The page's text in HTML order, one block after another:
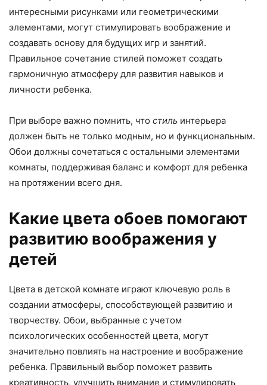
интересными рисунками или геометрическими
элементами, могут стимулировать воображение и
создавать основу для будущих игр и занятий.
Правильное сочетание стилей поможет создать
гармоничную атмосферу для развития навыков и
личности ребенка.
При выборе важно помнить, что стиль интерьера
должен быть не только модным, но и функциональным.
Обои должны сочетаться с остальными элементами
комнаты, поддерживая баланс и комфорт для ребенка
на протяжении всего дня.
Какие цвета обоев помогают
развитию воображения у
детей
Цвета в детской комнате играют ключевую роль в
создании атмосферы, способствующей развитию и
творчеству. Обои, выбранные с учетом
психологических особенностей цвета, могут
значительно повлиять на настроение и воображение
ребенка. Правильный выбор поможет развить
креативность, улучшить внимание и стимулировать